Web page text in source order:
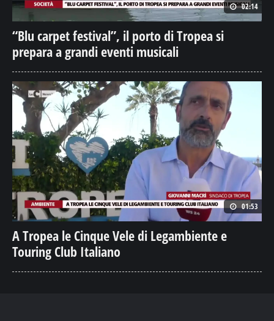
02:14
“Blu carpet festival”, il porto di Tropea si
prepara a grandi eventi musicali
01:53
A Tropea le Cinque Vele di Legambiente e
Touring Club Italiano